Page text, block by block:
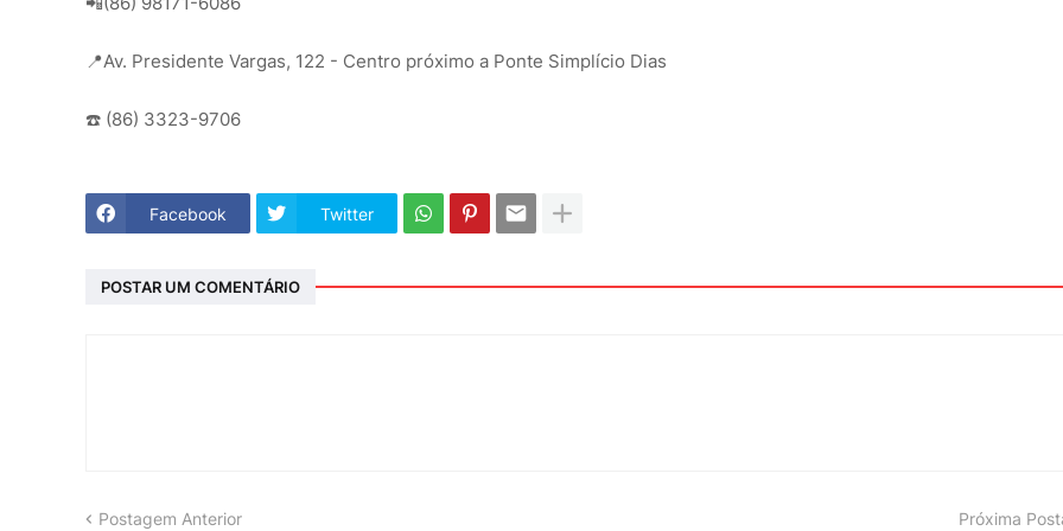
📍Av. Presidente Vargas, 122 - Centro próximo a Ponte Simplício Dias
☎️ (86) 3323-9706
Facebook Twitter
POSTAR UM COMENTÁRIO
Postagem Anterior Próxima